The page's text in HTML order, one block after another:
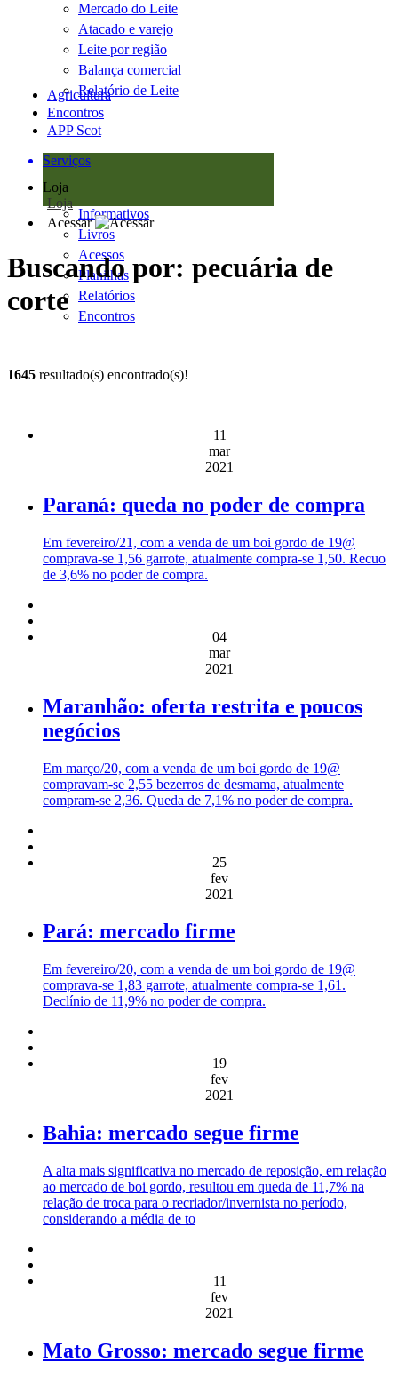
Mercado do Leite
Atacado e varejo
Leite por região
Balança comercial
Relatório de Leite
Agricultura
Encontros
APP Scot
Serviços
Loja
Loja
Informativos
Livros
Acessos
Planilhas
Relatórios
Encontros
Acessar
Buscando por: pecuária de
corte
1645 resultado(s) encontrado(s)!
11
mar
2021
Paraná: queda no poder de compra
Em fevereiro/21, com a venda de um boi gordo de 19@
comprava-se 1,56 garrote, atualmente compra-se 1,50. Recuo
de 3,6% no poder de compra.
04
mar
2021
Maranhão: oferta restrita e poucos
negócios
Em março/20, com a venda de um boi gordo de 19@
compravam-se 2,55 bezerros de desmama, atualmente
compram-se 2,36. Queda de 7,1% no poder de compra.
25
fev
2021
Pará: mercado firme
Em fevereiro/20, com a venda de um boi gordo de 19@
comprava-se 1,83 garrote, atualmente compra-se 1,61.
Declínio de 11,9% no poder de compra.
19
fev
2021
Bahia: mercado segue firme
A alta mais significativa no mercado de reposição, em relação
ao mercado de boi gordo, resultou em queda de 11,7% na
relação de troca para o recriador/invernista no período,
considerando a média de to
11
fev
2021
Mato Grosso: mercado segue firme